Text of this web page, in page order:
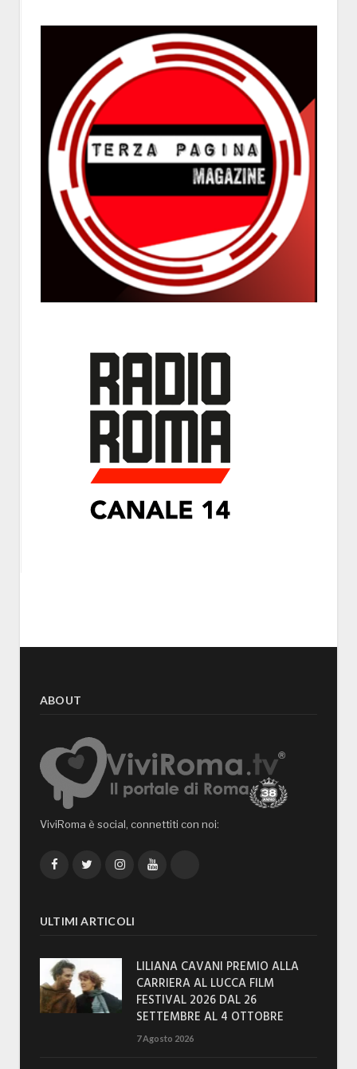
ABOUT
ViviRoma è social, connettiti con noi:
FacebookTwitterInstagramYouTube
ULTIMI ARTICOLI
LILIANA CAVANI PREMIO ALLA
CARRIERA AL LUCCA FILM
FESTIVAL 2026 DAL 26
SETTEMBRE AL 4 OTTOBRE
7 Agosto 2026